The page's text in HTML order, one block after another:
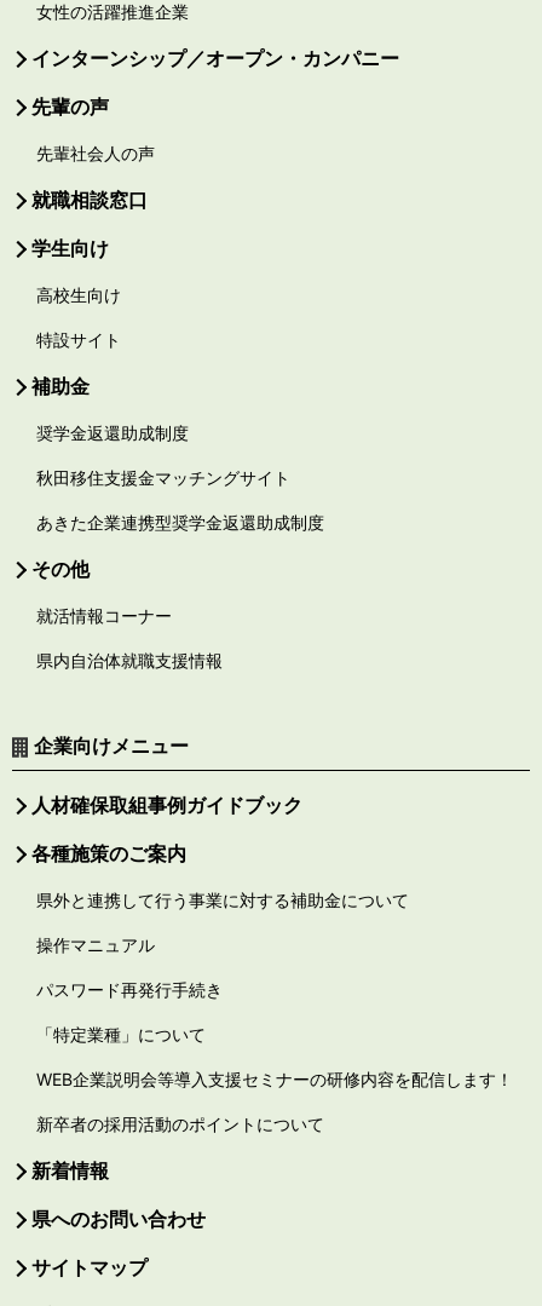
女性の活躍推進企業
インターンシップ／オープン・カンパニー
先輩の声
先輩社会人の声
就職相談窓口
学生向け
高校生向け
特設サイト
補助金
奨学金返還助成制度
秋田移住支援金マッチングサイト
あきた企業連携型奨学金返還助成制度
その他
就活情報コーナー
県内自治体就職支援情報
企業向けメニュー
人材確保取組事例ガイドブック
各種施策のご案内
県外と連携して行う事業に対する補助金について
操作マニュアル
パスワード再発行手続き
「特定業種」について
WEB企業説明会等導入支援セミナーの研修内容を配信します！
新卒者の採用活動のポイントについて
新着情報
県へのお問い合わせ
サイトマップ